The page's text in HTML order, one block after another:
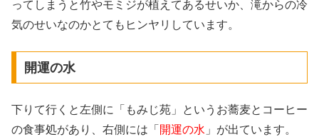
ってしまうと竹やモミジが植えてあるせいか、滝からの冷
気のせいなのかとてもヒンヤリしています。
開運の水
下りて行くと左側に「もみじ苑」というお蕎麦とコーヒー
の食事処があり、右側には「 開運の水 」が出ています。